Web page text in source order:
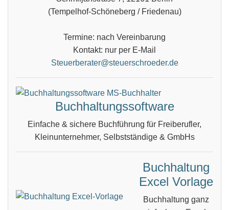
(Tempelhof-Schöneberg / Friedenau)
Termine: nach Vereinbarung
Kontakt: nur per E-Mail
Steuerberater@steuerschroeder.de
Buchhaltungssoftware
Einfache & sichere Buchführung für Freiberufler,
Kleinunternehmer, Selbstständige & GmbHs
Buchhaltung
Excel Vorlage
Buchhaltung ganz